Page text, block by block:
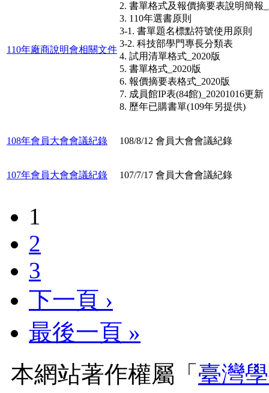
110年廠商說明會相關文件
2. 書單格式及報價摘要表說明簡報
3. 110年選書原則
3-1. 書單題名標點符號使用原則
3-2. 科技部學門專長分類表
4. 試用清單格式_2020版
5. 書單格式_2020版
6. 報價摘要表格式_2020版
7. 成員館IP表(84館)_20201016更新
8. 歷年已購書單(109年另提供)
108年會員大會會議紀錄 108/8/12 會員大會會議紀錄
107年會員大會會議紀錄 107/7/17 會員大會會議紀錄
1
2
3
下一頁 ›
最後一頁 »
本網站著作權屬「 臺灣